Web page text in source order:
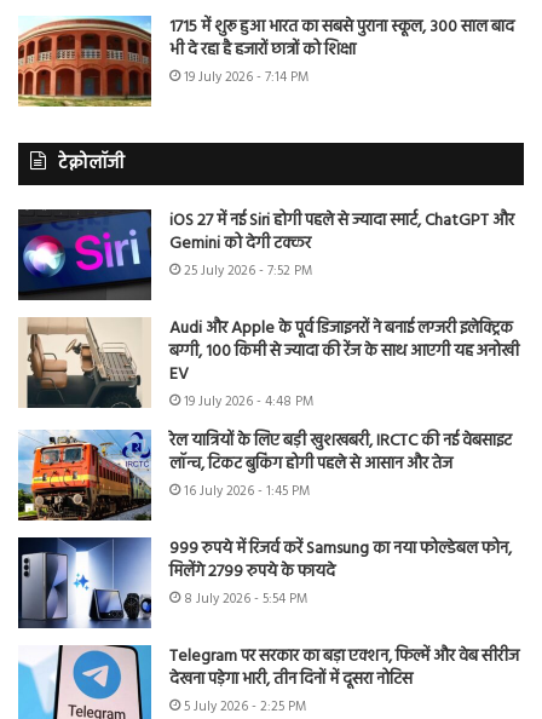
1715 में शुरू हुआ भारत का सबसे पुराना स्कूल, 300 साल बाद
भी दे रहा है हजारों छात्रों को शिक्षा
19 July 2026 - 7:14 PM
टेक्नोलॉजी
iOS 27 में नई Siri होगी पहले से ज्यादा स्मार्ट, ChatGPT और
Gemini को देगी टक्कर
25 July 2026 - 7:52 PM
Audi और Apple के पूर्व डिजाइनरों ने बनाई लग्जरी इलेक्ट्रिक
बग्गी, 100 किमी से ज्यादा की रेंज के साथ आएगी यह अनोखी
EV
19 July 2026 - 4:48 PM
रेल यात्रियों के लिए बड़ी खुशखबरी, IRCTC की नई वेबसाइट
लॉन्च, टिकट बुकिंग होगी पहले से आसान और तेज
16 July 2026 - 1:45 PM
999 रुपये में रिजर्व करें Samsung का नया फोल्डेबल फोन,
मिलेंगे 2799 रुपये के फायदे
8 July 2026 - 5:54 PM
Telegram पर सरकार का बड़ा एक्शन, फिल्में और वेब सीरीज
देखना पड़ेगा भारी, तीन दिनों में दूसरा नोटिस
5 July 2026 - 2:25 PM